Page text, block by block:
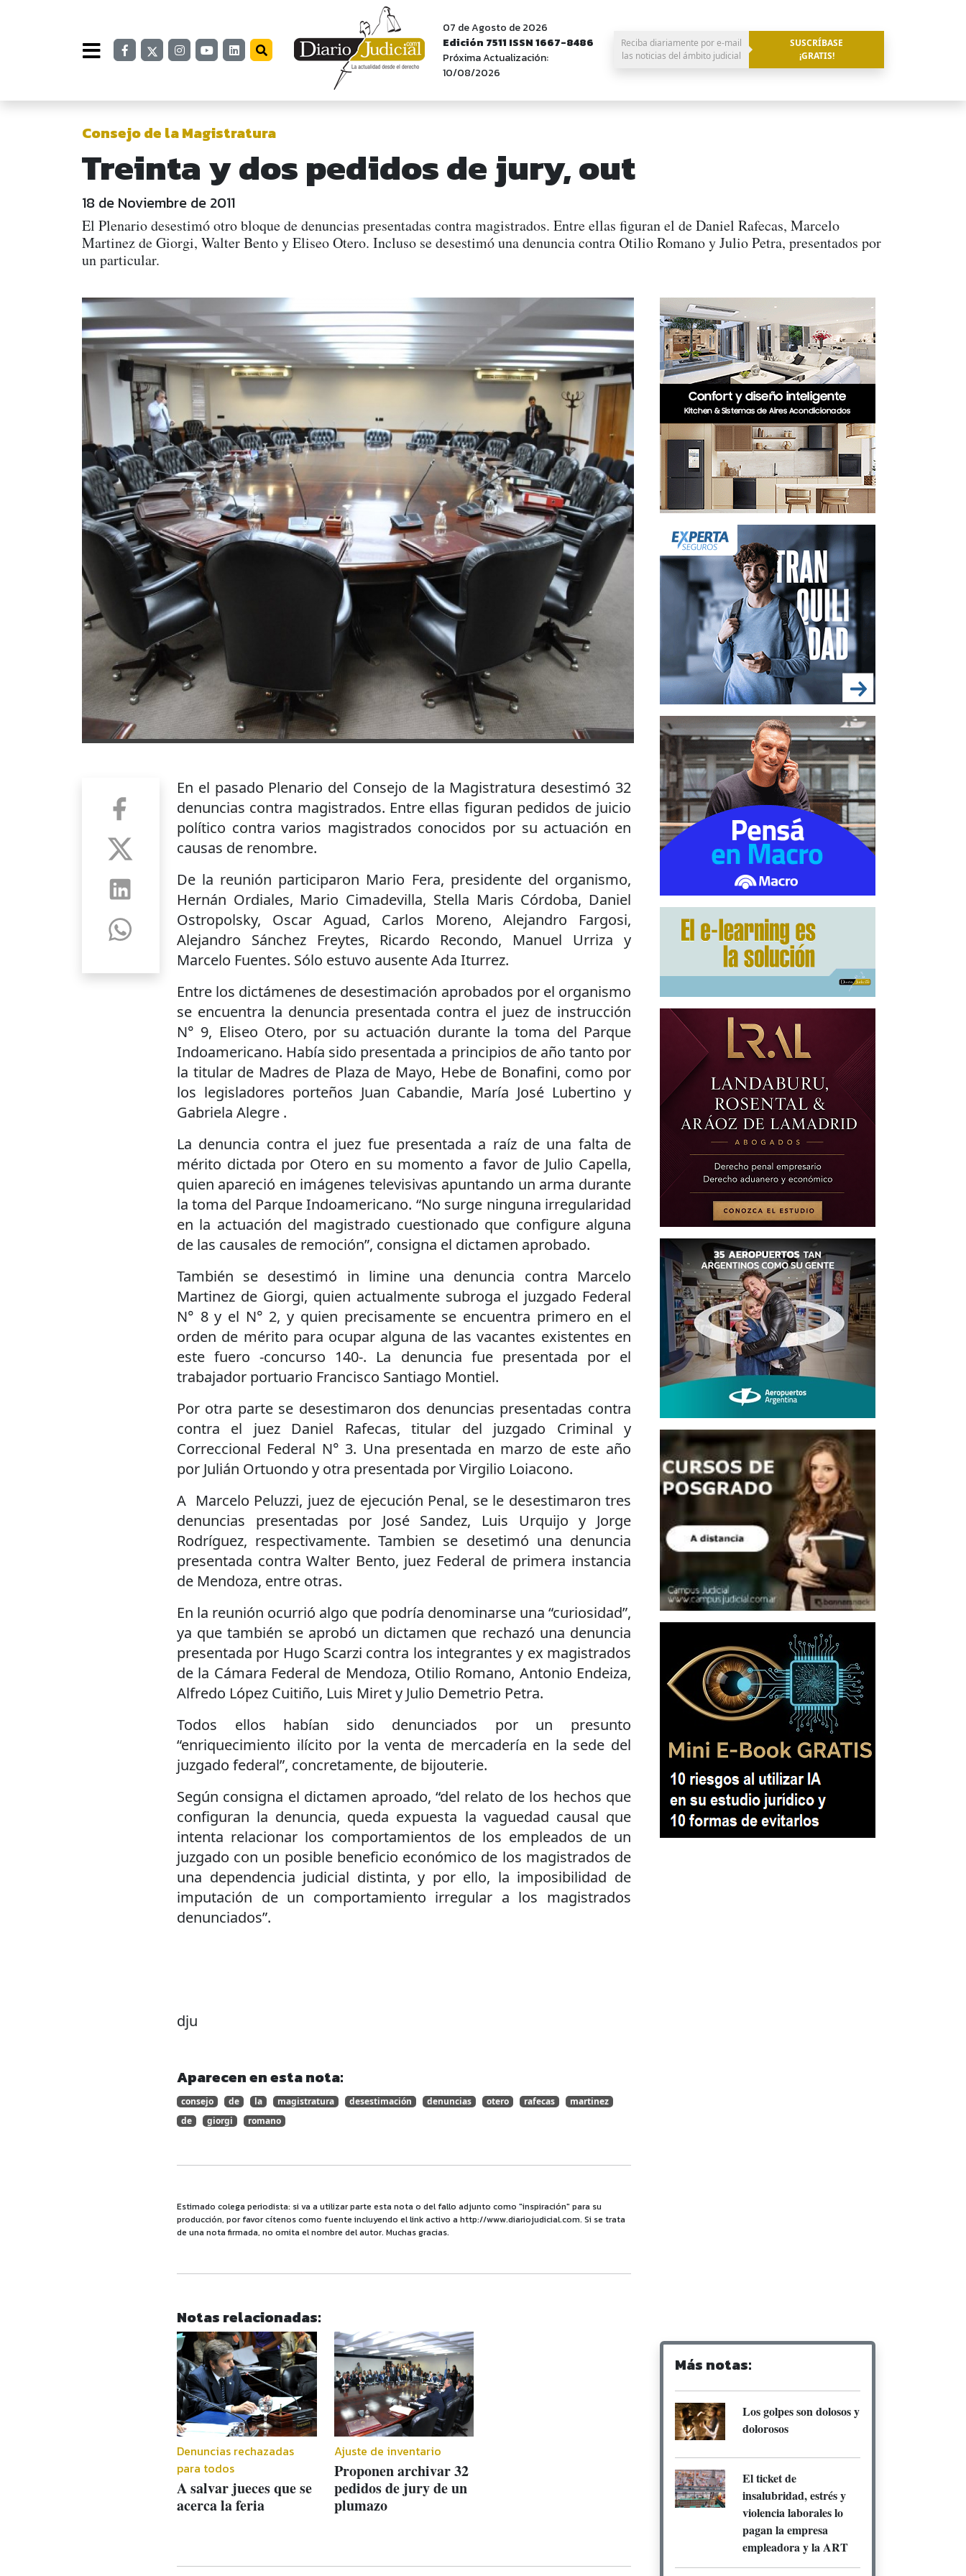
07 de Agosto de 2026
Edición 7511 ISSN 1667-8486
Próxima Actualización:
10/08/2026
Reciba diariamente por e-mail
las noticias del ámbito judicial
SUSCRÍBASE
¡GRATIS!
Consejo de la Magistratura
Treinta y dos pedidos de jury, out
18 de Noviembre de 2011
El Plenario desestimó otro bloque de denuncias presentadas contra magistrados. Entre ellas figuran el de Daniel Rafecas, Marcelo
Martinez de Giorgi, Walter Bento y Eliseo Otero. Incluso se desestimó una denuncia contra Otilio Romano y Julio Petra, presentados por
un particular.
En el pasado Plenario del Consejo de la Magistratura desestimó 32
denuncias contra magistrados. Entre ellas figuran pedidos de juicio
político contra varios magistrados conocidos por su actuación en
causas de renombre.
De la reunión participaron Mario Fera, presidente del organismo,
Hernán Ordiales, Mario Cimadevilla, Stella Maris Córdoba, Daniel
Ostropolsky, Oscar Aguad, Carlos Moreno, Alejandro Fargosi,
Alejandro Sánchez Freytes, Ricardo Recondo, Manuel Urriza y
Marcelo Fuentes. Sólo estuvo ausente Ada Iturrez.
Entre los dictámenes de desestimación aprobados por el organismo
se encuentra la denuncia presentada contra el juez de instrucción
N° 9, Eliseo Otero, por su actuación durante la toma del Parque
Indoamericano. Había sido presentada a principios de año tanto por
la titular de Madres de Plaza de Mayo, Hebe de Bonafini, como por
los legisladores porteños Juan Cabandie, María José Lubertino y
Gabriela Alegre .
La denuncia contra el juez fue presentada a raíz de una falta de
mérito dictada por Otero en su momento a favor de Julio Capella,
quien apareció en imágenes televisivas apuntando un arma durante
la toma del Parque Indoamericano. “No surge ninguna irregularidad
en la actuación del magistrado cuestionado que configure alguna
de las causales de remoción”, consigna el dictamen aprobado.
También se desestimó in limine una denuncia contra Marcelo
Martinez de Giorgi, quien actualmente subroga el juzgado Federal
N° 8 y el N° 2, y quien precisamente se encuentra primero en el
orden de mérito para ocupar alguna de las vacantes existentes en
este fuero -concurso 140-. La denuncia fue presentada por el
trabajador portuario Francisco Santiago Montiel.
Por otra parte se desestimaron dos denuncias presentadas contra
contra el juez Daniel Rafecas, titular del juzgado Criminal y
Correccional Federal N° 3. Una presentada en marzo de este año
por Julián Ortuondo y otra presentada por Virgilio Loiacono.
A Marcelo Peluzzi, juez de ejecución Penal, se le desestimaron tres
denuncias presentadas por José Sandez, Luis Urquijo y Jorge
Rodríguez, respectivamente. Tambien se desetimó una denuncia
presentada contra Walter Bento, juez Federal de primera instancia
de Mendoza, entre otras.
En la reunión ocurrió algo que podría denominarse una “curiosidad”,
ya que también se aprobó un dictamen que rechazó una denuncia
presentada por Hugo Scarzi contra los integrantes y ex magistrados
de la Cámara Federal de Mendoza, Otilio Romano, Antonio Endeiza,
Alfredo López Cuitiño, Luis Miret y Julio Demetrio Petra.
Todos ellos habían sido denunciados por un presunto
“enriquecimiento ilícito por la venta de mercadería en la sede del
juzgado federal”, concretamente, de bijouterie.
Según consigna el dictamen aproado, “del relato de los hechos que
configuran la denuncia, queda expuesta la vaguedad causal que
intenta relacionar los comportamientos de los empleados de un
juzgado con un posible beneficio económico de los magistrados de
una dependencia judicial distinta, y por ello, la imposibilidad de
imputación de un comportamiento irregular a los magistrados
denunciados”.
dju
Aparecen en esta nota:
consejo de la magistratura desestimación denuncias otero rafecas
martinez
de
giorgi romano
Estimado colega periodista: si va a utilizar parte esta nota o del fallo adjunto como "inspiración" para su
producción, por favor cítenos como fuente incluyendo el link activo a http://www.diariojudicial.com. Si se trata
de una nota firmada, no omita el nombre del autor. Muchas gracias.
Notas relacionadas:
Denuncias rechazadas
para todos
A salvar jueces que se
acerca la feria
Ajuste de inventario
Proponen archivar 32
pedidos de jury de un
plumazo
Más notas:
Los golpes son dolosos y
dolorosos
El ticket de
insalubridad, estrés y
violencia laborales lo
pagan la empresa
empleadora y la ART